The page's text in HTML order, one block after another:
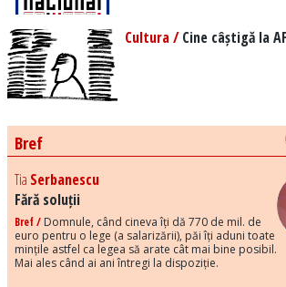
Cultura /Cine câștigă la
Bref
Tia Serbanescu
Fără soluții
Bref / Domnule, când cineva îți dă 770 de mil. de
euro pentru o lege (a salarizării), păi îți aduni toate
mințile astfel ca legea să arate cât mai bine posibil.
Mai ales când ai ani întregi la dispoziție.